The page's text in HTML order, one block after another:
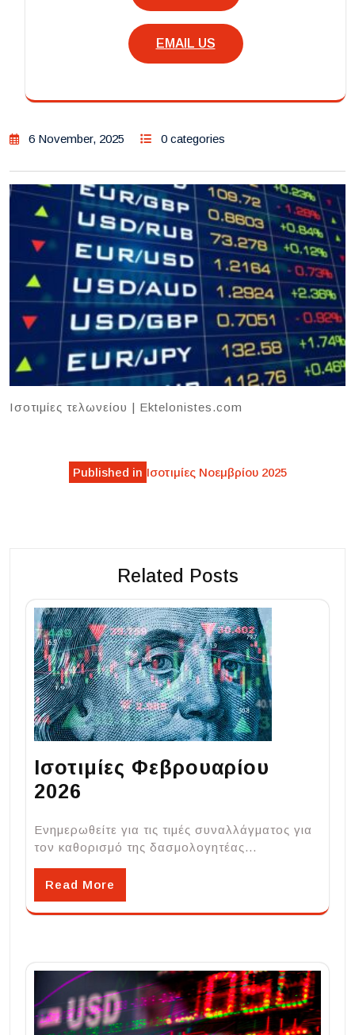
EMAIL US
6 November, 2025 0 categories
Ισοτιμίες τελωνείου | Ektelonistes.com
navigation
Published in Ισοτιμίες Νοεμβρίου 2025
Related Posts
Ισοτιμίες Φεβρουαρίου
2026
Ενημερωθείτε για τις τιμές συναλλάγματος για
τον καθορισμό της δασμολογητέας…
Read More